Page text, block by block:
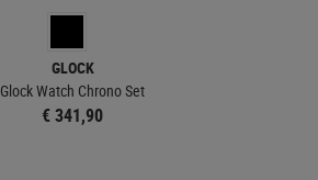
GLOCK
Glock Watch Chrono Set
€ 341,90